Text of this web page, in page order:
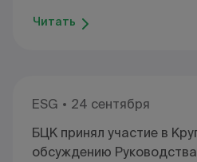
Читать
ESG
24 сентября
БЦК принял участие в
обсуждению